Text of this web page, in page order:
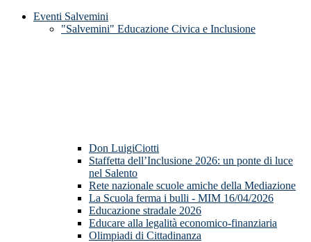
Eventi Salvemini
"Salvemini" Educazione Civica e Inclusione
Don LuigiCiotti
Staffetta dell’Inclusione 2026: un ponte di luce
nel Salento
Rete nazionale scuole amiche della Mediazione
La Scuola ferma i bulli - MIM 16/04/2026
Educazione stradale 2026
Educare alla legalità economico-finanziaria
Olimpiadi di Cittadinanza